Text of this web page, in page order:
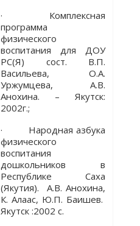
· Комплексная
программа
физического
воспитания для ДОУ
РС(Я) сост. В.П.
Васильева, О.А.
Уржумцева, А.В.
Анохина. – Якутск:
2002г.;
· Народная азбука
физического
воспитания
дошкольников в
Республике Саха
(Якутия). А.В. Анохина,
К. Алаас, Ю.П. Баишев.
Якутск :2002 с.